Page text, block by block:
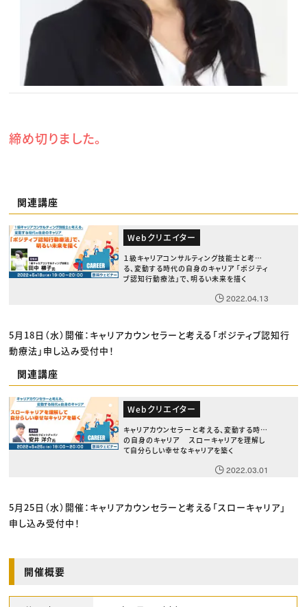
締め切りました。
関連講座
Webクリエイター
１級キャリアコンサルティング技能士と考え
る、変動する時代の自身のキャリア 「ポジティ
ブ認知行動療法」で、明るい未来を描く
2022.04.13
5月18日（水）開催：キャリアカウンセラーと考える「ポジティブ認知行
動療法」申し込み受付中！
関連講座
Webクリエイター
キャリアカウンセラーと考える、変動する時代
の自身のキャリア スローキャリアを理解し
て自分らしい幸せなキャリアを築く
2022.03.01
5月25日（水）開催：キャリアカウンセラーと考える「スローキャリア」
申し込み受付中！
開催概要